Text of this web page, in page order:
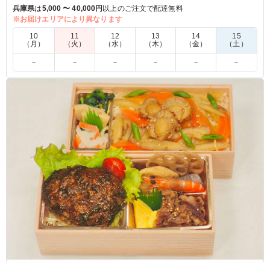
術で丁寧に手作りで巻きあげる、鰹と昆布を煮出しただし汁を
使っただし巻きと唐揚げをメインに、京風煮物盛合わせを彩り
よく盛付けました。
4.5
「百年の手焼き 京のだし巻きと唐揚げ弁当」は、ふわふ
わのだし巻き卵とカリッとジューシーな唐揚げがメインの
豪華なお弁当です。だし巻き卵は、出汁の風味が豊かで、
口の中でとろけるような食感が魅力。唐揚げは、しっかり
とした味付けとサクサクの食感が楽しめます。副菜も彩り
豊かで、全体的にバランスの取れた内容です。老舗ならで
はの伝統の味わいを堪能できる一品で、特別な会議やイベ
ントにも最適です。
ご利用シーン：会議・セミナー›講習会
大阪府大阪市中央区北久宝寺町2024/06/16
兵庫県は5,000 〜 40,000円 以上のご注文で配達無料
※お届けエリアにより異なります
10
（月）
11
（火）
12
（水）
13
（木）
14
（金）
15
（土）
－ － － － － －